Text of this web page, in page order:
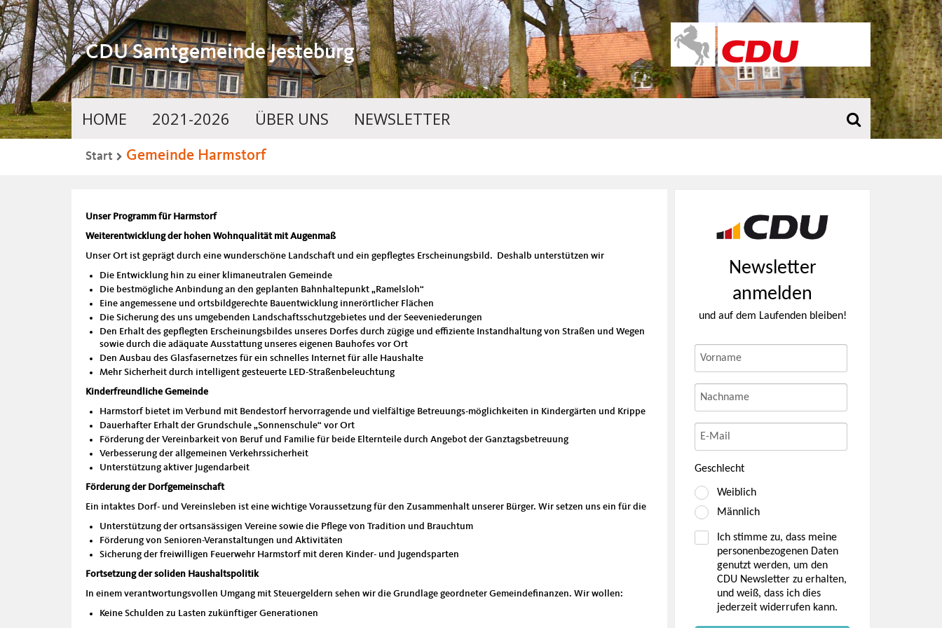
HOME 2021-2026 ÜBER UNS NEWSLETTER
CDU Samtgemeinde Jesteburg
Start Gemeinde Harmstorf
Unser Programm für Harmstorf
Weiterentwicklung der hohen Wohnqualität mit Augenmaß
Unser Ort ist geprägt durch eine wunderschöne Landschaft und ein gepflegtes Erscheinungsbild. Deshalb unterstützen wir
Die Entwicklung hin zu einer klimaneutralen Gemeinde
Die bestmögliche Anbindung an den geplanten Bahnhaltepunkt „Ramelsloh“
Eine angemessene und ortsbildgerechte Bauentwicklung innerörtlicher Flächen
Die Sicherung des uns umgebenden Landschaftsschutzgebietes und der Seeveniederungen
Den Erhalt des gepflegten Erscheinungsbildes unseres Dorfes durch zügige und effiziente Instandhaltung von Straßen und Wegen
sowie durch die adäquate Ausstattung unseres eigenen Bauhofes vor Ort
Den Ausbau des Glasfasernetzes für ein schnelles Internet für alle Haushalte
Mehr Sicherheit durch intelligent gesteuerte LED-Straßenbeleuchtung
Kinderfreundliche Gemeinde
Harmstorf bietet im Verbund mit Bendestorf hervorragende und vielfältige Betreuungs-möglichkeiten in Kindergärten und Krippe
Dauerhafter Erhalt der Grundschule „Sonnenschule“ vor Ort
Förderung der Vereinbarkeit von Beruf und Familie für beide Elternteile durch Angebot der Ganztagsbetreuung
Verbesserung der allgemeinen Verkehrssicherheit
Unterstützung aktiver Jugendarbeit
Förderung der Dorfgemeinschaft
Ein intaktes Dorf- und Vereinsleben ist eine wichtige Voraussetzung für den Zusammenhalt unserer Bürger. Wir setzen uns ein für die
Unterstützung der ortsansässigen Vereine sowie die Pflege von Tradition und Brauchtum
Förderung von Senioren-Veranstaltungen und Aktivitäten
Sicherung der freiwilligen Feuerwehr Harmstorf mit deren Kinder- und Jugendsparten
Fortsetzung der soliden Haushaltspolitik
In einem verantwortungsvollen Umgang mit Steuergeldern sehen wir die Grundlage geordneter Gemeindefinanzen. Wir wollen:
Keine Schulden zu Lasten zukünftiger Generationen
Newsletter
anmelden
und auf dem Laufenden bleiben!
Geschlecht
Weiblich
Männlich
Ich stimme zu, dass meine
personenbezogenen Daten
genutzt werden, um den
CDU Newsletter zu erhalten,
und weiß, dass ich dies
jederzeit widerrufen kann.